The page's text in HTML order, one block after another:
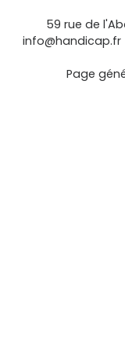
59 rue de
info@handicap.fr
Page